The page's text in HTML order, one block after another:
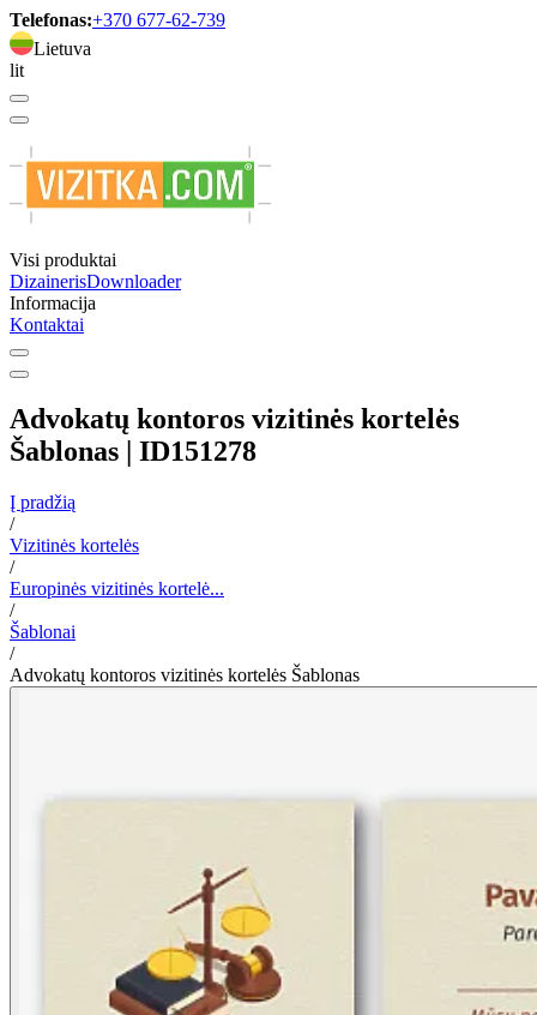
Telefonas:+370 677-62-739
Lietuva
lit
Visi produktai
DizainerisDownloader
Informacija
Kontaktai
Advokatų kontoros vizitinės kortelės
Šablonas | ID151278
Į pradžią
/
Vizitinės kortelės
/
Europinės vizitinės kortelė...
/
Šablonai
/
Advokatų kontoros vizitinės kortelės Šablonas